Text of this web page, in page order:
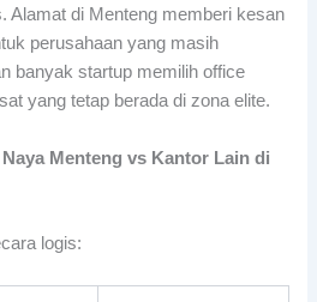
Alamat di Menteng memberi kesan
perusahaan yang masih
banyak startup memilih office
yang tetap berada di zona elite.
Menteng vs Kantor Lain di
logis: